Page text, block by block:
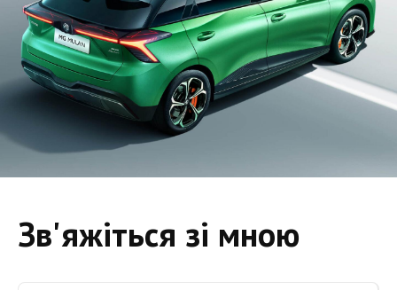
Зв'яжіться зі мною